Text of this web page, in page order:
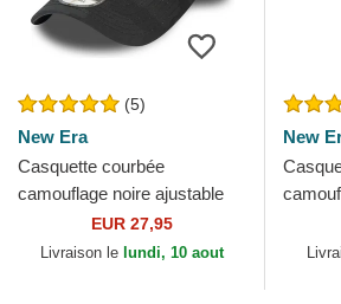
(5)
New Era
Casquette courbée
camouflage noire ajustable
avec logo noir 9FORTY
League Essential New York...
EUR 27,95
Livraison le lundi, 10 aout
New
pour